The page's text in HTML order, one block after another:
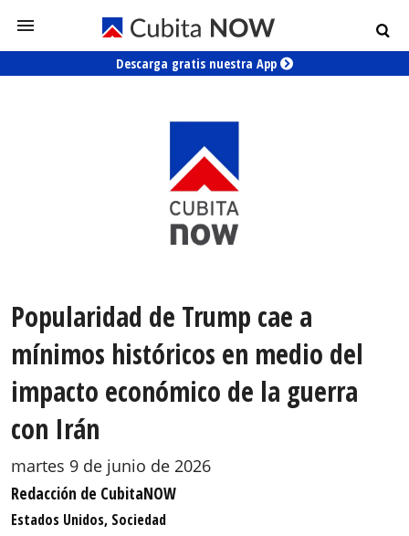
Descarga gratis nuestra App
Popularidad de Trump cae a
mínimos históricos en medio del
impacto económico de la guerra
con Irán
martes 9 de junio de 2026
Redacción de CubitaNOW
Estados Unidos, Sociedad